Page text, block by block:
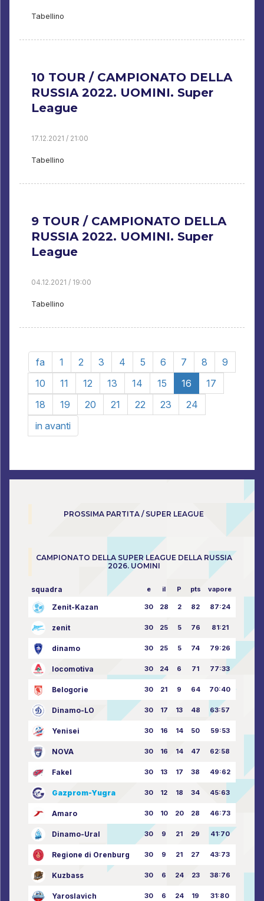
Tabellino
10 TOUR / CAMPIONATO DELLA
RUSSIA 2022. UOMINI. Super
League
17.12.2021 / 21:00
Tabellino
9 TOUR / CAMPIONATO DELLA
RUSSIA 2022. UOMINI. Super
League
04.12.2021 / 19:00
Tabellino
fa 1 2 3 4 5 6 7 8
9
10
11 12 13 14 15 16
17
18
19 20 21 22 23
24
in avanti
PROSSIMA PARTITA / SUPER LEAGUE
CAMPIONATO DELLA SUPER LEAGUE DELLA RUSSIA
2026. UOMINI
squadra e il P pts vapore
Zenit-Kazan 30 28 2 82 87:24
zenit 30 25 5 76 81:21
dinamo 30 25 5 74 79:26
locomotiva 30 24 6 71 77:33
Belogorie 30 21 9 64 70:40
Dinamo-LO 30 17 13 48 63:57
Yenisei 30 16 14 50 59:53
NOVA 30 16 14 47 62:58
Fakel 30 13 17 38 49:62
Gazprom-Yugra 30 12 18 34 45:63
Amaro 30 10 20 28 46:73
Dinamo-Ural 30 9 21 29 41:70
Regione di Orenburg 30 9 21 27 43:73
Kuzbass 30 6 24 23 38:76
Yaroslavich 30 6 24 19 31:80